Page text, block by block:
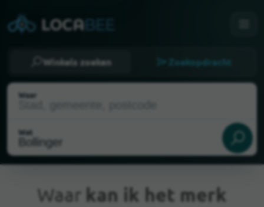
Winkels zoeken Zoekopdracht
Waar
Wat
Waar kan ik het merk